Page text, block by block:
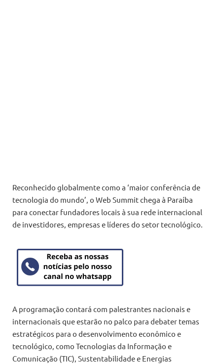
Reconhecido globalmente como a ‘maior conferência de
tecnologia do mundo’, o Web Summit chega à Paraíba
para conectar fundadores locais à sua rede internacional
de investidores, empresas e líderes do setor tecnológico.
A programação contará com palestrantes nacionais e
internacionais que estarão no palco para debater temas
estratégicos para o desenvolvimento econômico e
tecnológico, como Tecnologias da Informação e
Comunicação (TIC), Sustentabilidade e Energias